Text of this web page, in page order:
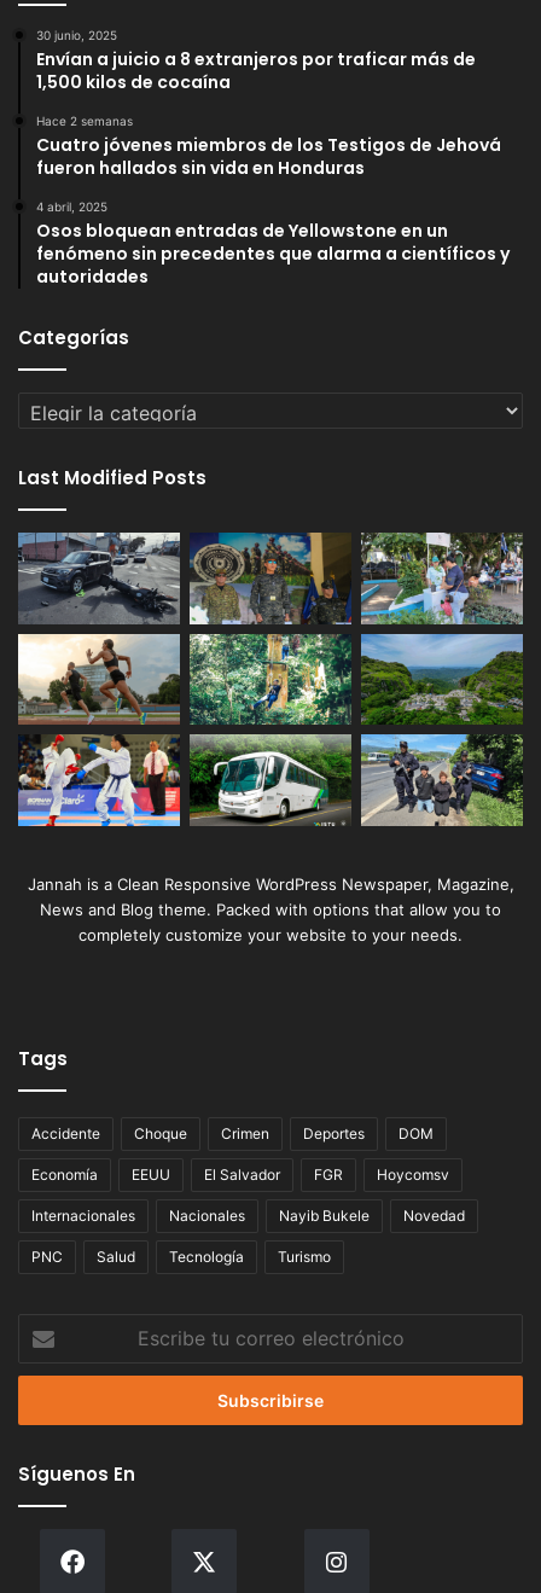
30 junio, 2025
Envían a juicio a 8 extranjeros por traficar más de
1,500 kilos de cocaína
Hace 2 semanas
Cuatro jóvenes miembros de los Testigos de Jehová
fueron hallados sin vida en Honduras
4 abril, 2025
Osos bloquean entradas de Yellowstone en un
fenómeno sin precedentes que alarma a científicos y
autoridades
Categorías
Categorías
Last Modified Posts
Jannah is a Clean Responsive WordPress Newspaper, Magazine,
News and Blog theme. Packed with options that allow you to
completely customize your website to your needs.
Tags
Accidente Choque Crimen Deportes DOM
Economía EEUU El Salvador FGR Hoycomsv
Internacionales Nacionales Nayib Bukele Novedad
PNC Salud Tecnología Turismo
correo
Síguenos En